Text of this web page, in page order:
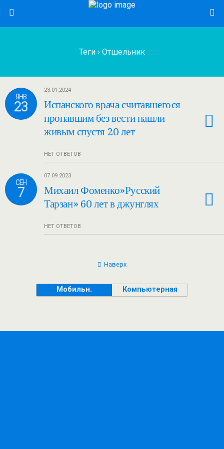
Теги › Отшельник
ЯНВ
23
23.01.2024
Испанского врача считавшегося
пропавшим без вести нашли
живым спустя 20 лет
НЕТ ОТВЕТОВ
СЕН
7
07.09.2023
Михаил Фоменко»Русский
Тарзан» 60 лет в джунглях
НЕТ ОТВЕТОВ
Наверх
Мобильн. Компьютерная